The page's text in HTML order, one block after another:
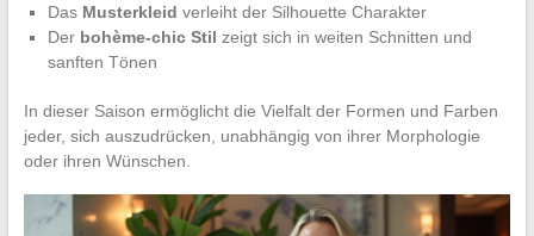
Das Musterkleid verleiht der Silhouette Charakter
Der bohème-chic Stil zeigt sich in weiten Schnitten und
sanften Tönen
In dieser Saison ermöglicht die Vielfalt der Formen und Farben
jeder, sich auszudrücken, unabhängig von ihrer Morphologie
oder ihren Wünschen.